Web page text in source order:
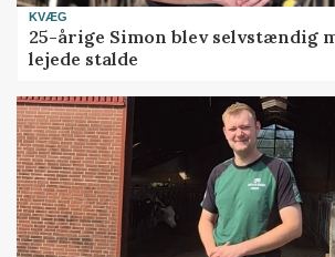
KVÆG
25-årige Simon blev selvstændig
lejede stalde